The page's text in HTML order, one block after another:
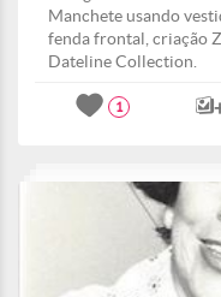
Manchete usando
fenda frontal, criação
Dateline Collection.
1